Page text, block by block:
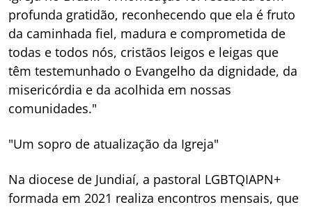
profunda gratidão, reconhecendo que ela é fruto
da caminhada fiel, madura e comprometida de
todas e todos nós, cristãos leigos e leigas que
têm testemunhado o Evangelho da dignidade, da
misericórdia e da acolhida em nossas
comunidades."
"Um sopro de atualização da Igreja"
Na diocese de Jundiaí, a pastoral LGBTQIAPN+
formada em 2021 realiza encontros mensais, que